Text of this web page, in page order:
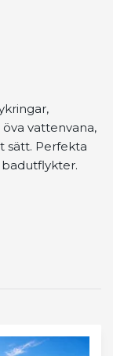
vattenvana,
sätt. Perfekta